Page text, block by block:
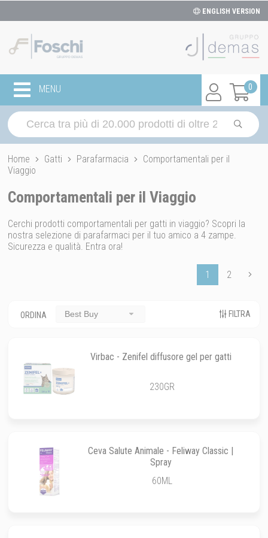
ENGLISH VERSION
0
MENU
Home Gatti Parafarmacia
Comportamentali per il
Viaggio
Comportamentali per il Viaggio
Cerchi prodotti comportamentali per gatti in viaggio? Scopri la
nostra selezione di parafarmaci per il tuo amico a 4 zampe.
Sicurezza e qualità. Entra ora!
1 2
ORDINA Best Buy FILTRA
Virbac - Zenifel diffusore gel per gatti
230GR
Ceva Salute Animale - Feliway Classic |
Spray
60ML